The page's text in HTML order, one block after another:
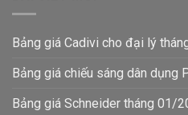
Bảng giá Cadivi cho đại lý
Bảng giá chiếu sáng dân dụng
Bảng giá Schneider tháng 01/